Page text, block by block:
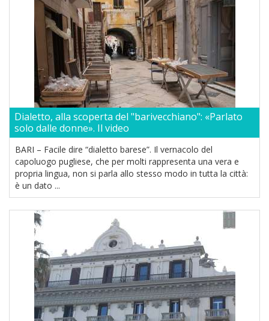
Dialetto, alla scoperta del "barivecchiano": «Parlato
solo dalle donne». Il video
BARI – Facile dire “dialetto barese”. Il vernacolo del
capoluogo pugliese, che per molti rappresenta una vera e
propria lingua, non si parla allo stesso modo in tutta la città:
è un dato ...